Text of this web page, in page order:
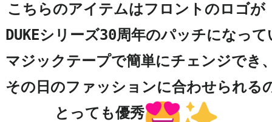
こちらのアイテムはフロントのロゴが
DUKEシリーズ30周年のパッチになっ
マジックテープで簡単にチェンジでき
その日のファッションに合わせられる
とっても優秀